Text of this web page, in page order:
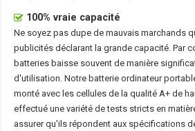
100% vraie capacité
Ne soyez pas dupe de mauvais marchands
publicités déclarant la grande capacité. Par
batteries baisse souvent de manière
d'utilisation. Notre batterie ordinateur
monté avec les cellules de la qualité A+ de
effectué une variété de tests stricts en
assurer qu'ils répondent aux spécifications